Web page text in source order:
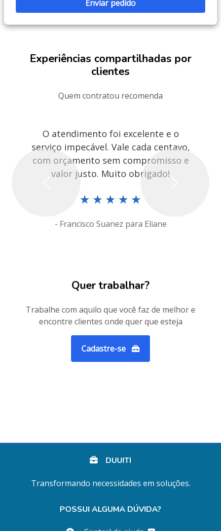
Experiências compartilhadas por
clientes
Quem contratou recomenda
O atendimento foi excelente e o
serviço impecável. Vale cada centavo,
com orçamento sem compromisso e
valor justo. Muito obrigado!
★ ★ ★ ★ ★
- Francisco Suanez para Eliane
Quer trabalhar?
Trabalhe com aquilo que você faz de melhor e
encontre clientes onde quer que esteja
Cadastre-se
DUUITI
Transformando necessidades em soluções.
POSSUI ALGUMA DÚVIDA?